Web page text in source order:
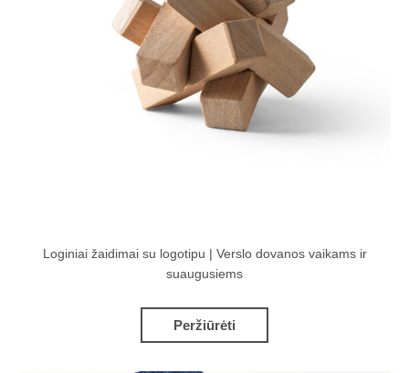
Loginiai žaidimai su logotipu | Verslo dovanos vaikams ir
suaugusiems
Peržiūrėti